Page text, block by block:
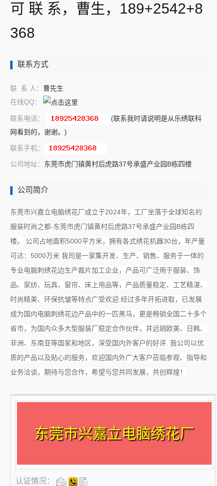
可 联 系， 曹生， 189+2542+8
368
联系方式
联 系 人： 曹先生
在线QQ：
联系电话：
(联系我时请说明是从乐绣联科
网看到的，谢谢。)
联系手机：
公司地址： 东莞市虎门镇黄村后虎路37号承盛产业园B栋四楼
公司简介
东莞市兴嘉立电脑绣花厂成立于2024年，工厂坐落于全球知名的
服装时尚之都-东莞市虎门镇黄村后虎路37号承盛产业园B栋四
楼。 公司占地面积5000平方米，拥有各式绣花机器30台，年产量
可达：5000万米 我司是一家集开发、生产、销售、服务于一体的
专业电脑刺绣花边生产裁片加工企业，产品可广泛用于服装、饰
品、家纺、玩具、窗帘、床上用品等，产品质量稳定、工艺精湛、
时尚精美、环保抗皱等特点广受欢迎.经过多年开拓进取，已发展
成为国内电脑刺绣花边产品中的一匹黑马，更是畅销全国二十多个
省市，为国内众多大型服装厂稳定合作伙伴，并远销欧美、日韩、
非洲、东南亚等国家和地区，深受国内外客户的好评. 我公司以优
质的产品以及贴心的服务，欢迎国内外广大客户莅临参观、指导和
业务洽谈，期待与您合作，希望与您共同发展，共创辉煌！
东莞市兴嘉立电脑绣花厂
认证情况：